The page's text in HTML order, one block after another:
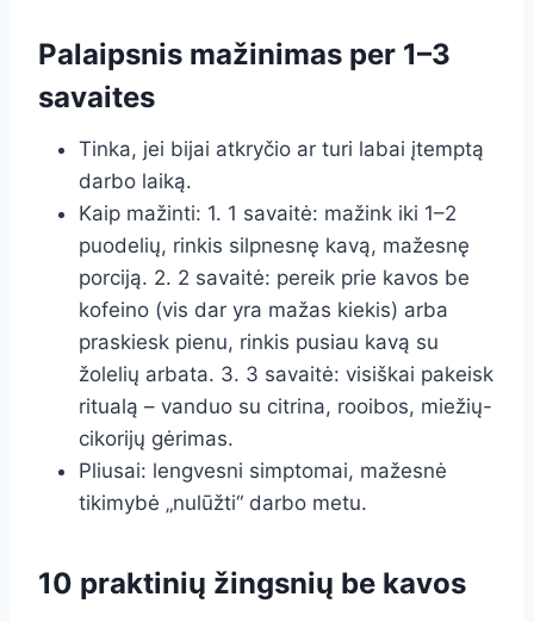
Palaipsnis mažinimas per 1–3
savaites
Tinka, jei bijai atkryčio ar turi labai įtemptą
darbo laiką.
Kaip mažinti: 1. 1 savaitė: mažink iki 1–2
puodelių, rinkis silpnesnę kavą, mažesnę
porciją. 2. 2 savaitė: pereik prie kavos be
kofeino (vis dar yra mažas kiekis) arba
praskiesk pienu, rinkis pusiau kavą su
žolelių arbata. 3. 3 savaitė: visiškai pakeisk
ritualą – vanduo su citrina, rooibos, miežių-
cikorijų gėrimas.
Pliusai: lengvesni simptomai, mažesnė
tikimybė „nulūžti“ darbo metu.
10 praktinių žingsnių be kavos